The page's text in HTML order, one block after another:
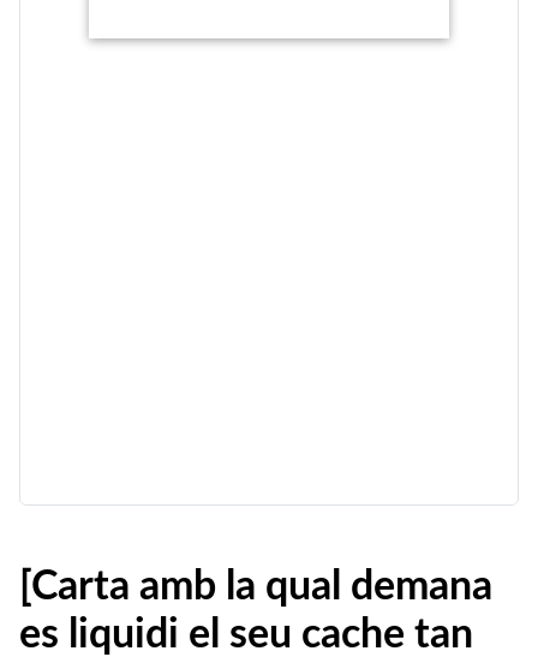
[Carta amb la qual demana
es liquidi el seu cache tan